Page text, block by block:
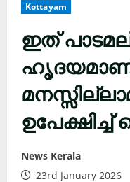
Kottayam
ഇത്
News Kerala
23rd January 2026